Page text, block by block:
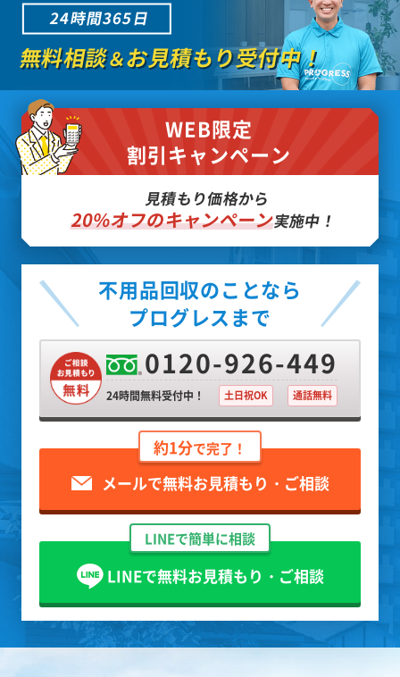
24時間365日
無料相談＆お見積もり受付中！
WEB限定
割引キャンペーン
見積もり価格から
20%オフのキャンペーン実施中！
不用品回収のことなら
プログレスまで
0120-926-449
24時間無料受付中！ 土日祝OK 通話無料
約1分で完了！
メールで無料お見積もり・ご相談
LINEで簡単に相談
LINEで無料お見積もり・ご相談